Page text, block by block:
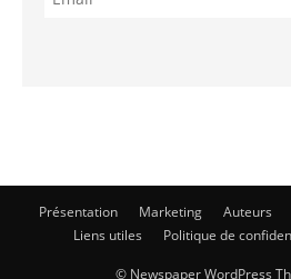
Présentation Marketing Auteurs
Liens utiles
Politique de
© Newspaper WordPress